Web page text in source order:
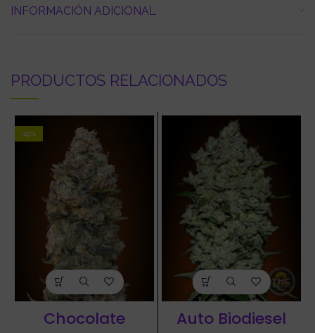
INFORMACIÓN ADICIONAL
PRODUCTOS RELACIONADOS
-15%
Chocolate
Auto Biodiesel